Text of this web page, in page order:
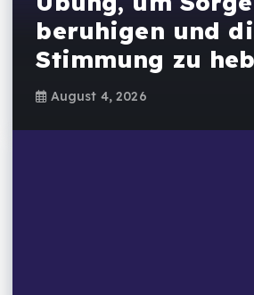
beruhigen und
Stimmung zu
August 4, 2026